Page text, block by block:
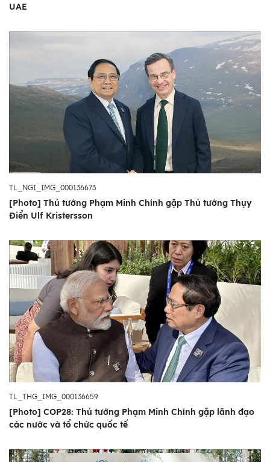
UAE
TL_NGI_IMG_000136673
[Photo] Thủ tướng Phạm Minh Chính gặp Thủ tướng Thụy
Điển Ulf Kristersson
TL_THG_IMG_000136659
[Photo] COP28: Thủ tướng Phạm Minh Chính gặp lãnh đạo
các nước và tổ chức quốc tế